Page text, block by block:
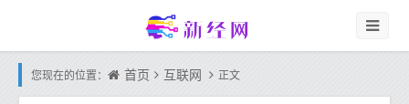
您现在的位置： 首页 互联网 正文